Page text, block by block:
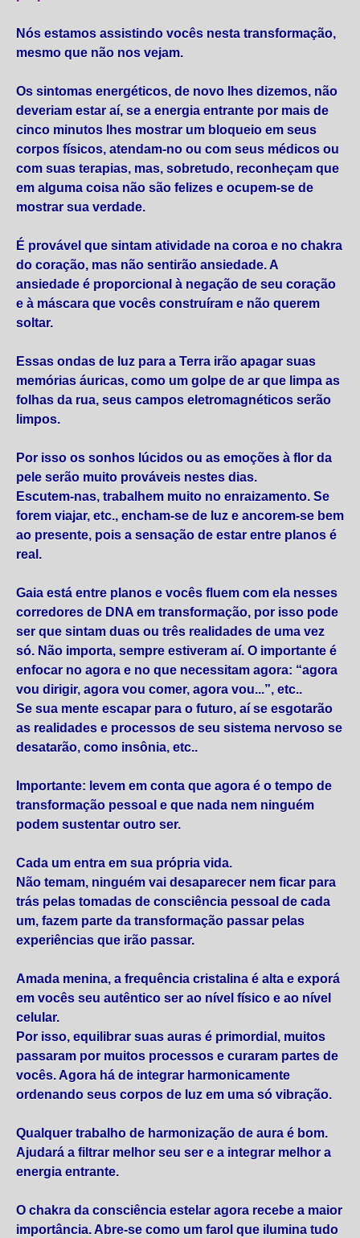
Nós estamos assistindo vocês nesta transformação,
mesmo que não nos vejam.
Os sintomas energéticos, de novo lhes dizemos, não
deveriam estar aí, se a energia entrante por mais de
cinco minutos lhes mostrar um bloqueio em seus
corpos físicos, atendam-no ou com seus médicos ou
com suas terapias, mas, sobretudo, reconheçam que
em alguma coisa não são felizes e ocupem-se de
mostrar sua verdade.
É provável que sintam atividade na coroa e no chakra
do coração, mas não sentirão ansiedade. A
ansiedade é proporcional à negação de seu coração
e à máscara que vocês construíram e não querem
soltar.
Essas ondas de luz para a Terra irão apagar suas
memórias áuricas, como um golpe de ar que limpa as
folhas da rua, seus campos eletromagnéticos serão
limpos.
Por isso os sonhos lúcidos ou as emoções à flor da
pele serão muito prováveis nestes dias.
Escutem-nas, trabalhem muito no enraizamento. Se
forem viajar, etc., encham-se de luz e ancorem-se bem
ao presente, pois a sensação de estar entre planos é
real.
Gaia está entre planos e vocês fluem com ela nesses
corredores de DNA em transformação, por isso pode
ser que sintam duas ou três realidades de uma vez
só. Não importa, sempre estiveram aí. O importante é
enfocar no agora e no que necessitam agora: “agora
vou dirigir, agora vou comer, agora vou...”, etc..
Se sua mente escapar para o futuro, aí se esgotarão
as realidades e processos de seu sistema nervoso se
desatarão, como insônia, etc..
Importante: levem em conta que agora é o tempo de
transformação pessoal e que nada nem ninguém
podem sustentar outro ser.
Cada um entra em sua própria vida.
Não temam, ninguém vai desaparecer nem ficar para
trás pelas tomadas de consciência pessoal de cada
um, fazem parte da transformação passar pelas
experiências que irão passar.
Amada menina, a frequência cristalina é alta e exporá
em vocês seu autêntico ser ao nível físico e ao nível
celular.
Por isso, equilibrar suas auras é primordial, muitos
passaram por muitos processos e curaram partes de
vocês. Agora há de integrar harmonicamente
ordenando seus corpos de luz em uma só vibração.
Qualquer trabalho de harmonização de aura é bom.
Ajudará a filtrar melhor seu ser e a integrar melhor a
energia entrante.
O chakra da consciência estelar agora recebe a maior
importância. Abre-se como um farol que ilumina tudo